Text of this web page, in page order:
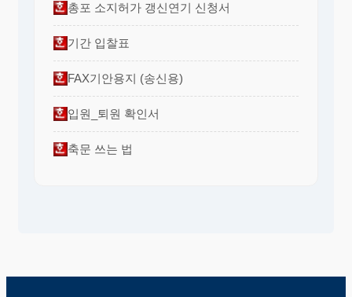
총포 소지허가 갱신연기 신청서
기간 입찰표
FAX기안용지 (송신용)
입원_퇴원 확인서
축문 쓰는 법